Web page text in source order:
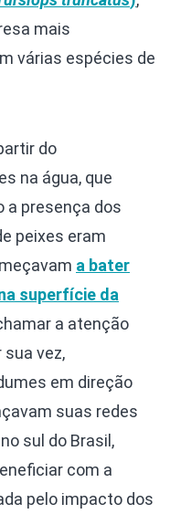
mais
várias espécies de
do
na água, que
a presença dos
peixes eram
a bater
superfície da
a atenção
sua vez,
em direção
suas redes
sul do Brasil,
com a
pelo impacto dos